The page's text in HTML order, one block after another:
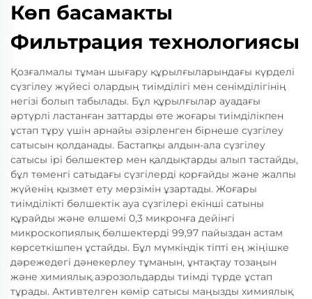
Көп басамакты
Фильтрация технологиясы
Қозғалмалы тұман шығару құрылғыларындағы күрделі
сүзгілеу жүйесі олардың тиімділігі мен сенімділігінің
негізі болып табылады. Бұл құрылғылар ауадағы
әртүрлі ластанған заттарды өте жоғары тиімділікпен
ұстап тұру үшін арнайы әзірленген бірнеше сүзгілеу
сатысын қолданады. Бастапқы алдын-ала сүзгілеу
сатысы ірі бөлшектер мен қалдықтарды алып тастайды,
бұл төменгі сатыдағы сүзгілерді қорғайды және жалпы
жүйенің қызмет ету мерзімін ұзартады. Жоғары
тиімділікті бөлшектік ауа сүзгілері екінші сатыны
құрайды және өлшемі 0,3 микронға дейінгі
микроскопиялық бөлшектерді 99,97 пайыздан астам
көрсеткішпен ұстайды. Бұл мүмкіндік тіпті ең жіңішке
дәрежедегі дәнекерлеу тұманын, ұнтақтау тозаңын
және химиялық аэрозольдарды тиімді түрде ұстап
тұрады. Активтелген көмір сатысы маңызды химиялық